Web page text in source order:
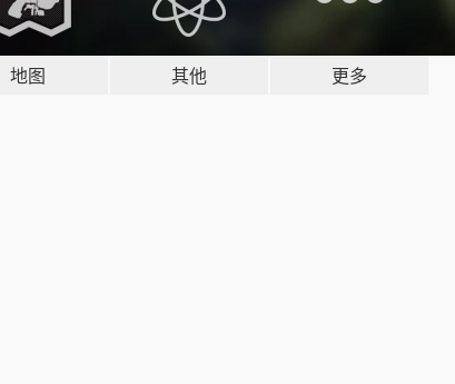
地图 其他 更多